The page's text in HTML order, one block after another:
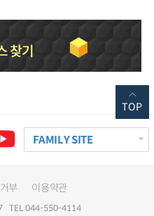
FAMILY SITE
부 이용약관
TEL 044-550-4114
TOP